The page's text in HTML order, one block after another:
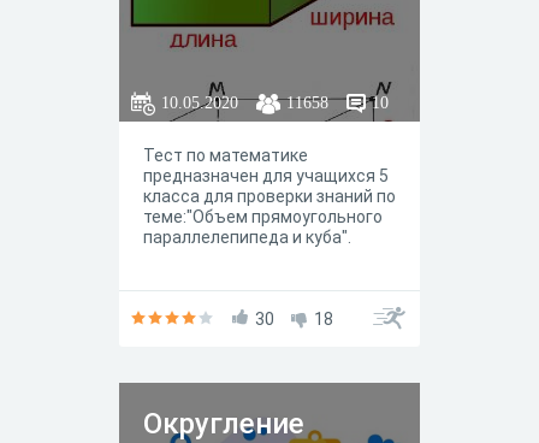
10.05.2020 11658 10
Тест по математике
предназначен для учащихся 5
класса для проверки знаний по
теме:"Объем прямоугольного
параллелепипеда и куба".
30 18
Округление